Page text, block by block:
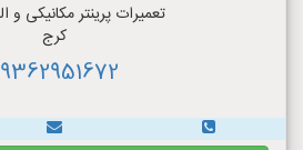
تعمیرات پرینتر مکانیکی و
کرج